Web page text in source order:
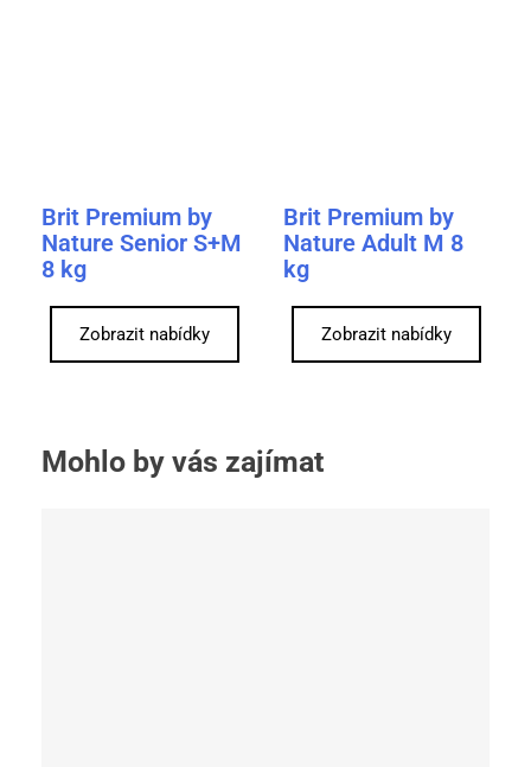
Brit Premium by
Nature Senior S+M
8 kg
Zobrazit nabídky
Brit Premium by
Nature Adult M 8
kg
Zobrazit nabídky
Mohlo by vás zajímat